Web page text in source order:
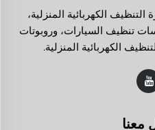
الكهربائية المنزلية،
تنظيف السيارات، وروبوتات
الكهربائية المنزلية.
معنا